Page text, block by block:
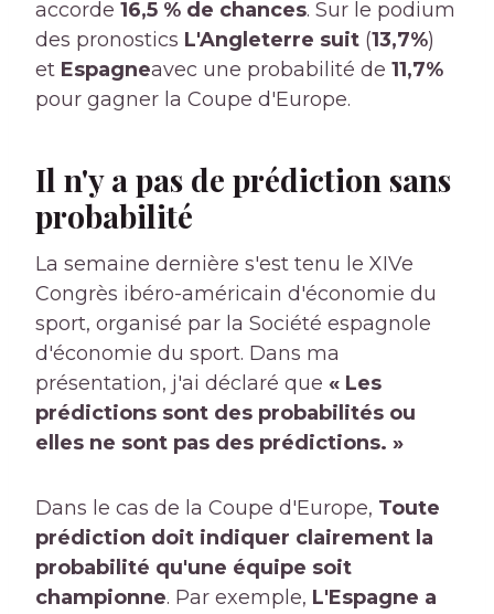
accorde 16,5 % de chances. Sur le podium
des pronostics L'Angleterre suit (13,7%)
et Espagneavec une probabilité de 11,7%
pour gagner la Coupe d'Europe.
Il n'y a pas de prédiction sans
probabilité
La semaine dernière s'est tenu le XIVe
Congrès ibéro-américain d'économie du
sport, organisé par la Société espagnole
d'économie du sport. Dans ma
présentation, j'ai déclaré que « Les
prédictions sont des probabilités ou
elles ne sont pas des prédictions. »
Dans le cas de la Coupe d'Europe, Toute
prédiction doit indiquer clairement la
probabilité qu'une équipe soit
championne. Par exemple, L'Espagne a